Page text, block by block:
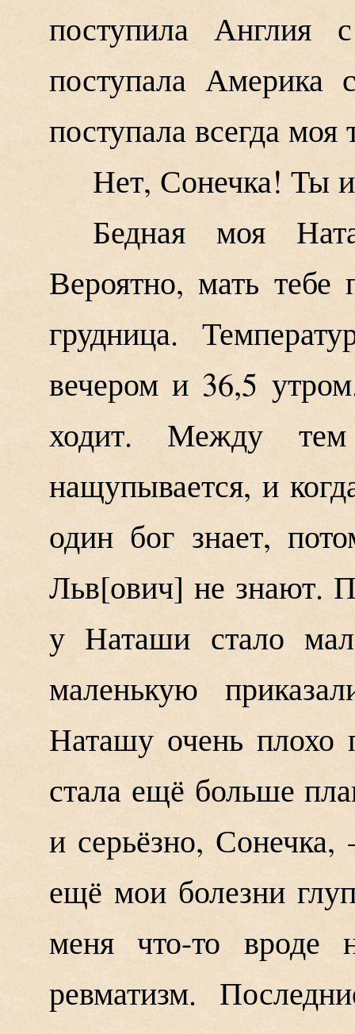
поступила
поступала Америка
поступала всегда
Нет, Сонечка! Ты
Бедная моя
Вероятно, мать тебе
грудница.
вечером и 36,5
ходит. Между
нащупывается, и
один бог знает,
Льв ович не знают.
у Наташи стало
маленькую
Наташу очень плохо
стала ещё больше
и серьёзно,
ещё мои болезни
меня что-то вроде
ревматизм.